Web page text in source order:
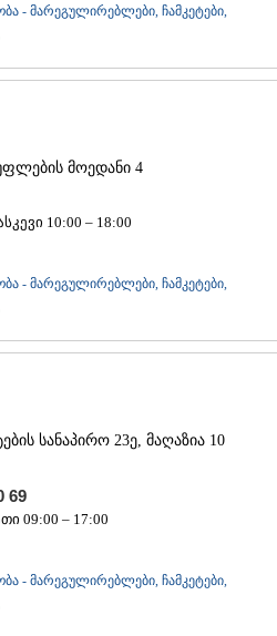
- მარეგულირებლები, ჩამკეტები,
მოედანი 4
10:00 – 18:00
- მარეგულირებლები, ჩამკეტები,
სანაპირო 23ე, მაღაზია 10
69
09:00 – 17:00
- მარეგულირებლები, ჩამკეტები,